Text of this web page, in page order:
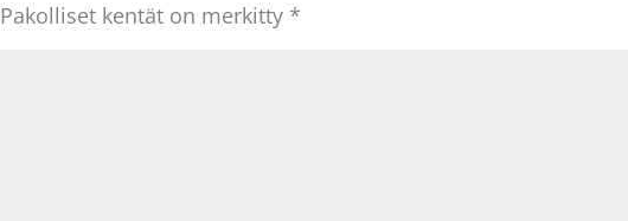
Pakolliset kentät on merkitty *